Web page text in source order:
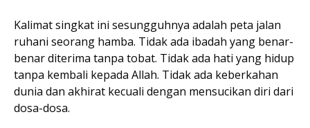
Kalimat singkat ini sesungguhnya adalah peta jalan
ruhani seorang hamba. Tidak ada ibadah yang benar-
benar diterima tanpa tobat. Tidak ada hati yang hidup
tanpa kembali kepada Allah. Tidak ada keberkahan
dunia dan akhirat kecuali dengan mensucikan diri dari
dosa-dosa.